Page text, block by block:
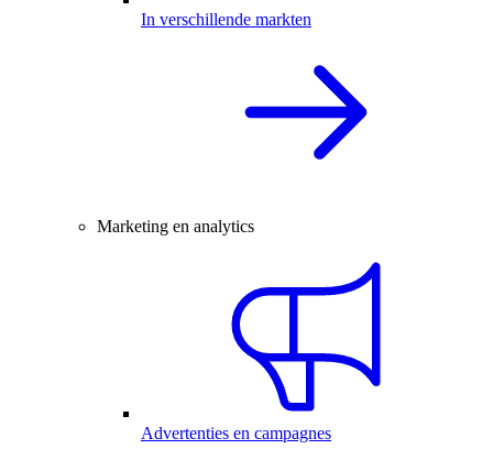
In verschillende markten
Marketing en analytics
Advertenties en campagnes